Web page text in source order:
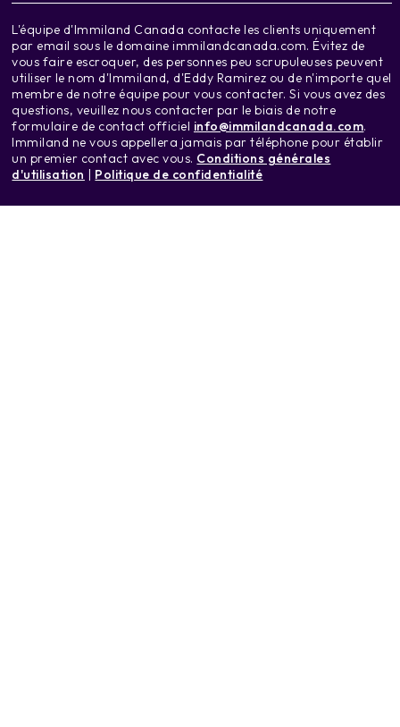
L'équipe d'Immiland Canada contacte les clients uniquement
par email sous le domaine immilandcanada.com. Évitez de
vous faire escroquer, des personnes peu scrupuleuses peuvent
utiliser le nom d'Immiland, d'Eddy Ramirez ou de n'importe quel
membre de notre équipe pour vous contacter. Si vous avez des
questions, veuillez nous contacter par le biais de notre
formulaire de contact officiel info@immilandcanada.com.
Immiland ne vous appellera jamais par téléphone pour établir
un premier contact avec vous. Conditions générales
d'utilisation | Politique de confidentialité